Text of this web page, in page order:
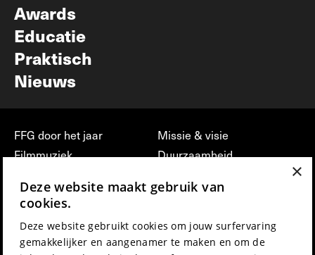
Awards
Educatie
Praktisch
Nieuws
FFG door het jaar
Filmmuziek
Press & Industry
Film Fest Friends
Missie & visie
Duurzaamheid
vrijwilligerswerk bij FFG
Privacy & Disclaimer
×
Deze website maakt gebruik van
cookies.
Deze website gebruikt cookies om jouw surfervaring
gemakkelijker en aangenamer te maken en om de